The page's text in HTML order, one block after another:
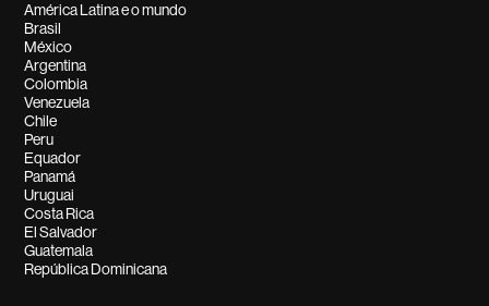
América Latina e o mundo
Brasil
México
Argentina
Colombia
Venezuela
Chile
Peru
Equador
Panamá
Uruguai
Costa Rica
El Salvador
Guatemala
República Dominicana